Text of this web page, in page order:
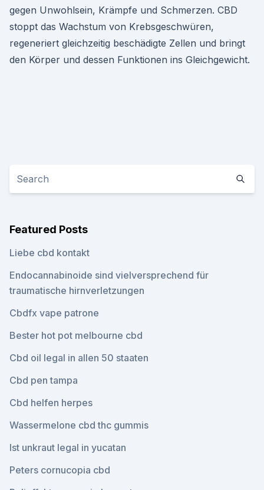
gegen Unwohlsein, Krämpfe und Schmerzen. CBD
stoppt das Wachstum von Krebsgeschwüren,
regeneriert gleichzeitig beschädigte Zellen und bringt
den Körper und dessen Funktionen ins Gleichgewicht.
Featured Posts
Liebe cbd kontakt
Endocannabinoide sind vielversprechend für
traumatische hirnverletzungen
Cbdfx vape patrone
Bester hot pot melbourne cbd
Cbd oil legal in allen 50 staaten
Cbd pen tampa
Cbd helfen herpes
Wassermelone cbd thc gummis
Ist unkraut legal in yucatan
Peters cornucopia cbd